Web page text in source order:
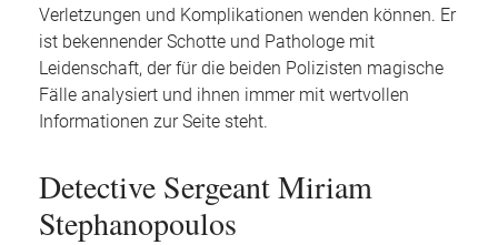
Verletzungen und Komplikationen wenden können. Er
ist bekennender Schotte und Pathologe mit
Leidenschaft, der für die beiden Polizisten magische
Fälle analysiert und ihnen immer mit wertvollen
Informationen zur Seite steht.
Detective Sergeant Miriam
Stephanopoulos